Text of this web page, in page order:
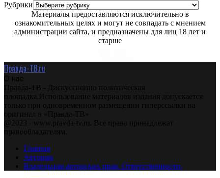
Рубрики
Материалы предоставляются исключительно в
ознакомительных целях и могут не совпадать с мнением
администрации сайта, и предназначены для лиц 18 лет и
старше
Правда-ТВ.ru
О нас
Правда-ТВ - Дискуссионно политическая
площадка.Использование материалов издания допускается
только при одновременном размещении гиперссылки на
оригинал в «Правда-ТВ»
@2023 - www.pravda-tv.ru. Все права принадлежат
правообладателям.
Главная
Авторам
Владельцам авторских прав. Ответственности.